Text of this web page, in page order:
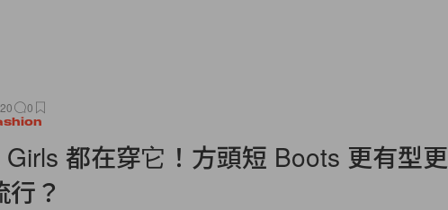
20 0
Girls 都在穿它！方頭短 Boots 更有型更
行？